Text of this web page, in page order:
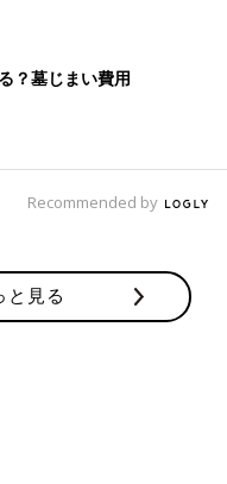
？墓じまい費用
Recommended by
と見る